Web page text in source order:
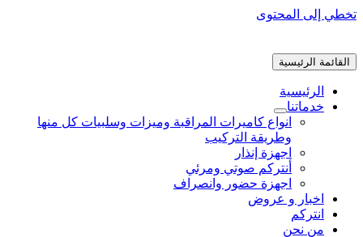
تخطي إلى المحتوى
القائمة الرئيسية
الرئيسية
خدماتنا
انواع كاميرات المراقبة وميزات وسلبيات كل منها
وطريقة التركيب
اجهزة إنذار
أنتركم صوتي ومرئي
اجهزة حضور وانصراف
اخبار و عروض
انتركم
من نحن